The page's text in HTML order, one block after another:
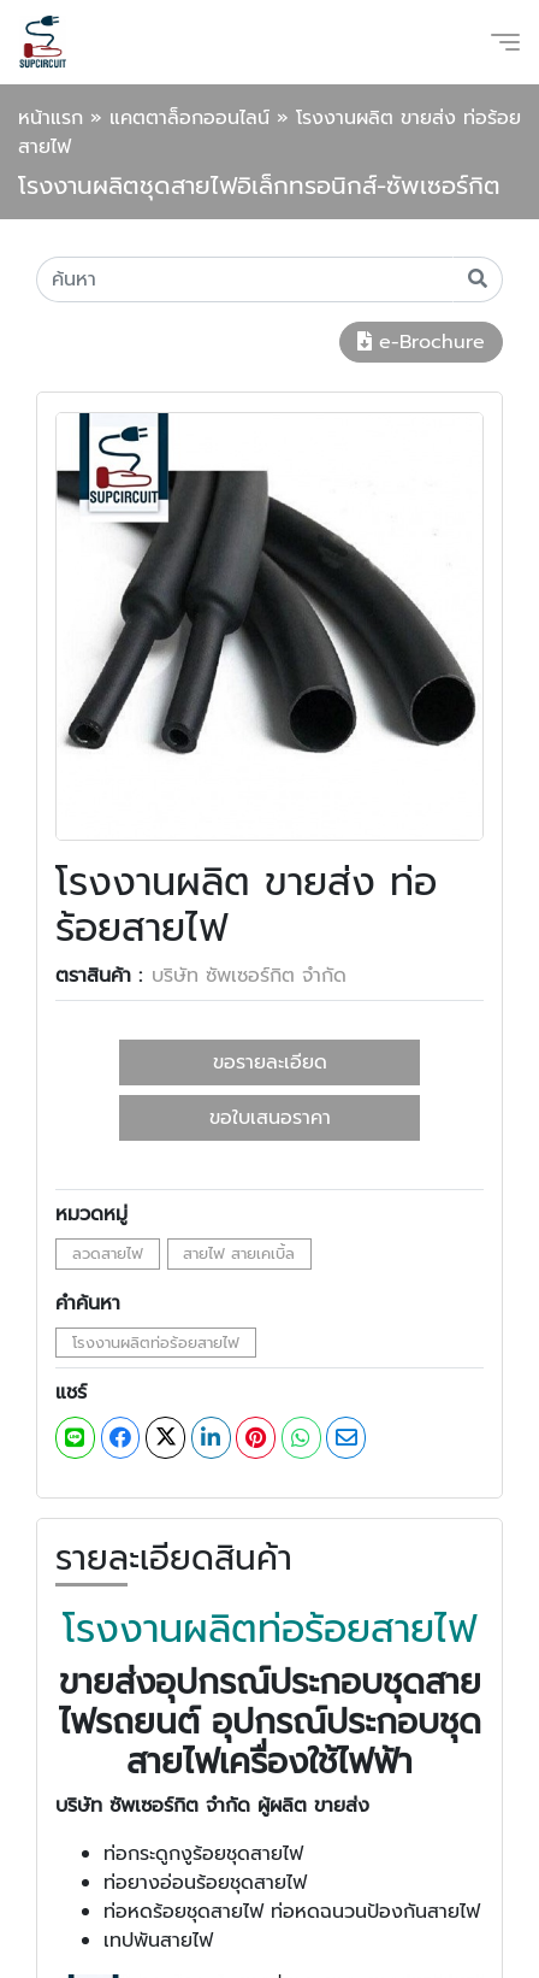
หน้าแรก » แคตตาล็อกออนไลน์ » โรงงานผลิต ขายส่ง ท่อร้อย
สายไฟ
โรงงานผลิตชุดสายไฟอิเล็กทรอนิกส์-ซัพเซอร์กิต
e-Brochure
โรงงานผลิต ขายส่ง ท่อ
ร้อยสายไฟ
ตราสินค้า : บริษัท ซัพเซอร์กิต จำกัด
ขอรายละเอียด
ขอใบเสนอราคา
หมวดหมู่
ลวดสายไฟ สายไฟ สายเคเบิ้ล
คำค้นหา
โรงงานผลิตท่อร้อยสายไฟ
แชร์
รายละเอียดสินค้า
โรงงานผลิตท่อร้อยสายไฟ
ขายส่งอุปกรณ์ประกอบชุดสาย
ไฟรถยนต์ อุปกรณ์ประกอบชุด
สายไฟเครื่องใช้ไฟฟ้า
บริษัท ซัพเซอร์กิต จำกัด ผู้ผลิต ขายส่ง
ท่อกระดูกงูร้อยชุดสายไฟ
ท่อยางอ่อนร้อยชุดสายไฟ
ท่อหดร้อยชุดสายไฟ ท่อหดฉนวนป้องกันสายไฟ
เทปพันสายไฟ